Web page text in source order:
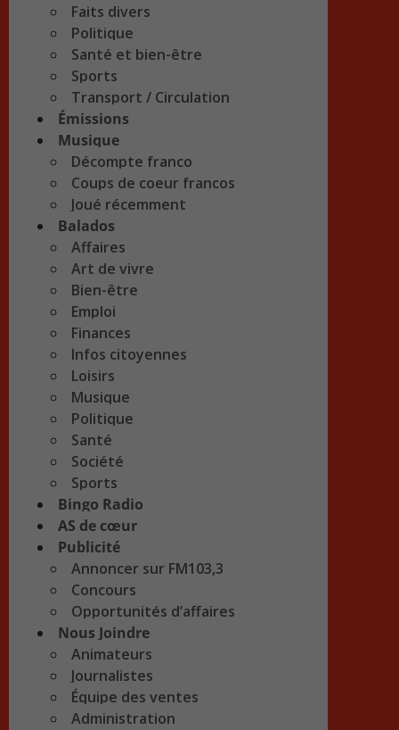
Faits divers
Politique
Santé et bien-être
Sports
Transport / Circulation
Émissions
Musique
Décompte franco
Coups de coeur francos
Joué récemment
Balados
Affaires
Art de vivre
Bien-être
Emploi
Finances
Infos citoyennes
Loisirs
Musique
Politique
Santé
Société
Sports
Bingo Radio
AS de cœur
Publicité
Annoncer sur FM103,3
Concours
Opportunités d’affaires
Nous Joindre
Animateurs
Journalistes
Équipe des ventes
Administration